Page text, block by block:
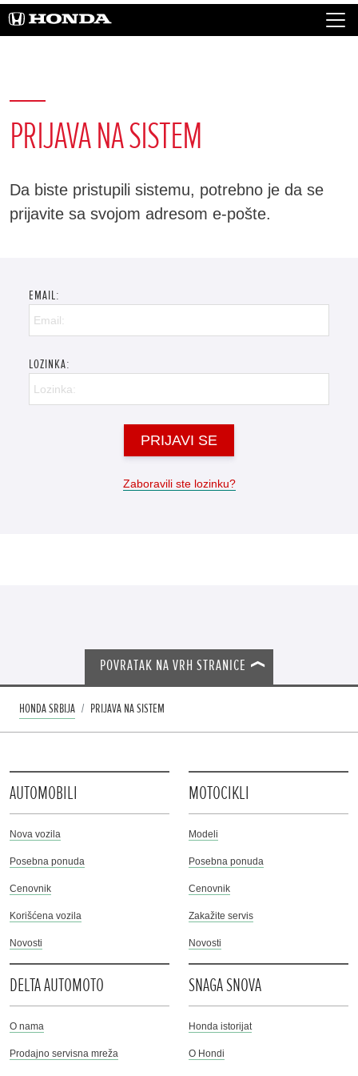
PRIJAVA NA SISTEM
Da biste pristupili sistemu, potrebno je da se
prijavite sa svojom adresom e-pošte.
EMAIL:
LOZINKA:
PRIJAVI SE
Zaboravili ste lozinku?
POVRATAK NA VRH STRANICE
HONDA SRBIJA PRIJAVA NA SISTEM
AUTOMOBILI
Nova vozila
Posebna ponuda
Cenovnik
Korišćena vozila
Novosti
MOTOCIKLI
Modeli
Posebna ponuda
Cenovnik
Zakažite servis
Novosti
DELTA AUTOMOTO
O nama
Prodajno servisna mreža
SNAGA SNOVA
Honda istorijat
O Hondi